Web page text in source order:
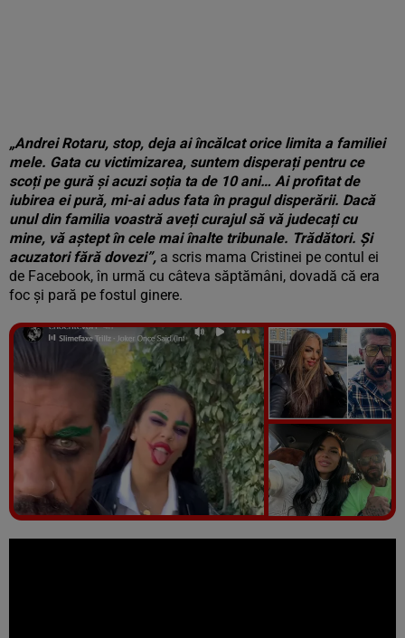
„Andrei Rotaru, stop, deja ai încălcat orice limita a familiei
mele. Gata cu victimizarea, suntem disperați pentru ce
scoți pe gură și acuzi soția ta de 10 ani… Ai profitat de
iubirea ei pură, mi-ai adus fata în pragul disperării. Dacă
unul din familia voastră aveți curajul să vă judecați cu
mine, vă aștept în cele mai înalte tribunale. Trădători. Și
acuzatori fără dovezi”, a scris mama Cristinei pe contul ei
de Facebook, în urmă cu câteva săptămâni, dovadă că era
foc și pară pe fostul ginere.
Vezi galeria foto
7 poze